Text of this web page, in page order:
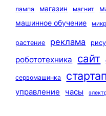
лампа
магазин магнит
машинное обучение
растение реклама
робототехника сайт
сервомашинка стартап
управление часы